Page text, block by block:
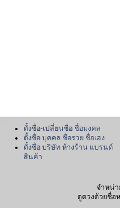
ตั้งชื่อ-เปลี่ยนชื่อ ชื่อมงคล
ตั้งชื่อ บุคคล ชื่อรวย ชื่อเฮง
ตั้งชื่อ บริษัท ห้างร้าน แบรนด์
สินค้า
จำหน่า
ดูดวงด้วยชื่อ